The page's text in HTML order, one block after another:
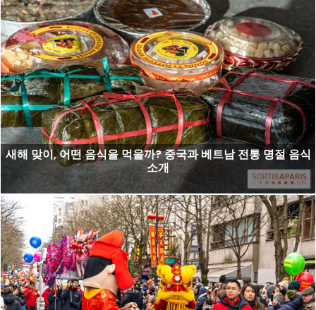
새해 맞이, 어떤 음식을 먹을까? 중국과 베트남 전통 명절 음식
소개